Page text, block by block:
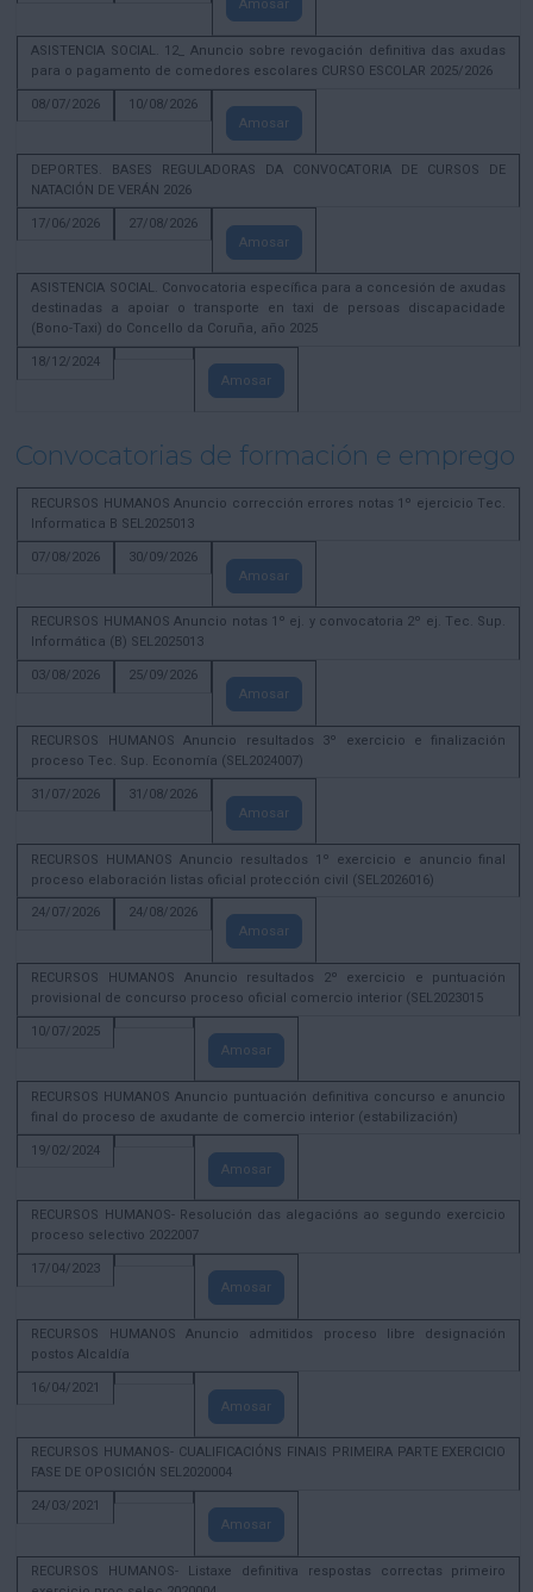
Amosar
ASISTENCIA SOCIAL. 12_ Anuncio sobre revogación definitiva das axudas
para o pagamento de comedores escolares CURSO ESCOLAR 2025/2026
08/07/2026
10/08/2026
Amosar
DEPORTES. BASES REGULADORAS DA CONVOCATORIA DE CURSOS DE
NATACIÓN DE VERÁN 2026
17/06/2026
27/08/2026
Amosar
ASISTENCIA SOCIAL. Convocatoria específica para a concesión de axudas
destinadas a apoiar o transporte en taxi de persoas discapacidade
(Bono-Taxi) do Concello da Coruña, año 2025
18/12/2024
Amosar
Convocatorias de formación e emprego
RECURSOS HUMANOS Anuncio corrección errores notas 1º ejercicio Tec.
Informatica B SEL2025013
07/08/2026
30/09/2026
Amosar
RECURSOS HUMANOS Anuncio notas 1º ej. y convocatoria 2º ej. Tec. Sup.
Informática (B) SEL2025013
03/08/2026
25/09/2026
Amosar
RECURSOS HUMANOS Anuncio resultados 3º exercicio e finalización
proceso Tec. Sup. Economía (SEL2024007)
31/07/2026
31/08/2026
Amosar
RECURSOS HUMANOS Anuncio resultados 1º exercicio e anuncio final
proceso elaboración listas oficial protección civil (SEL2026016)
24/07/2026
24/08/2026
Amosar
RECURSOS HUMANOS Anuncio resultados 2º exercicio e puntuación
provisional de concurso proceso oficial comercio interior (SEL2023015
10/07/2025
Amosar
RECURSOS HUMANOS Anuncio puntuación definitiva concurso e anuncio
final do proceso de axudante de comercio interior (estabilización)
19/02/2024
Amosar
RECURSOS HUMANOS- Resolución das alegacións ao segundo exercicio
proceso selectivo 2022007
17/04/2023
Amosar
RECURSOS HUMANOS Anuncio admitidos proceso libre designación
postos Alcaldía
16/04/2021
Amosar
RECURSOS HUMANOS- CUALIFICACIÓNS FINAIS PRIMEIRA PARTE EXERCICIO
FASE DE OPOSICIÓN SEL2020004
24/03/2021
Amosar
RECURSOS HUMANOS- Listaxe definitiva respostas correctas primeiro